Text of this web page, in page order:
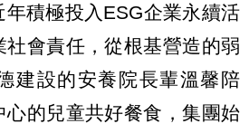
年積極投入ESG企業永續活
會責任，從根基營造的弱
建設的安養院長輩溫馨陪
心的兒童共好餐食，集團始